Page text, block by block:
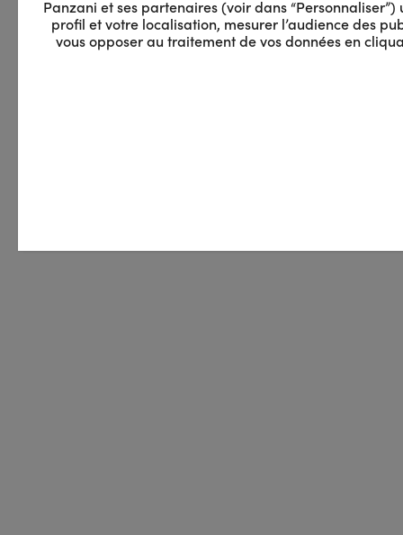
Panzani et ses partenaires (voir dans
profil et votre localisation, mesurer l’audience des
vous opposer au traitement de vos données en